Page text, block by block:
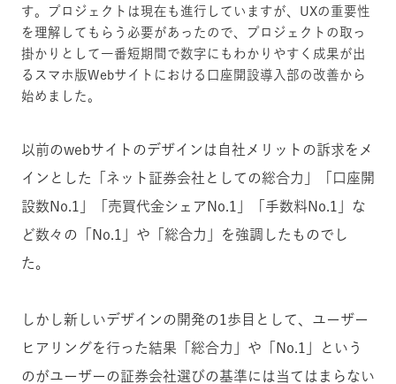
す。プロジェクトは現在も進行していますが、UXの重要性
を理解してもらう必要があったので、プロジェクトの取っ
掛かりとして一番短期間で数字にもわかりやすく成果が出
るスマホ版Webサイトにおける口座開設導入部の改善から
始めました。
以前のwebサイトのデザインは自社メリットの訴求をメ
インとした「ネット証券会社としての総合力」「口座開
設数No.1」「売買代金シェアNo.1」「手数料No.1」な
ど数々の「No.1」や「総合力」を強調したものでし
た。
しかし新しいデザインの開発の1歩目として、ユーザー
ヒアリングを行った結果「総合力」や「No.1」という
のがユーザーの証券会社選びの基準には当てはまらない